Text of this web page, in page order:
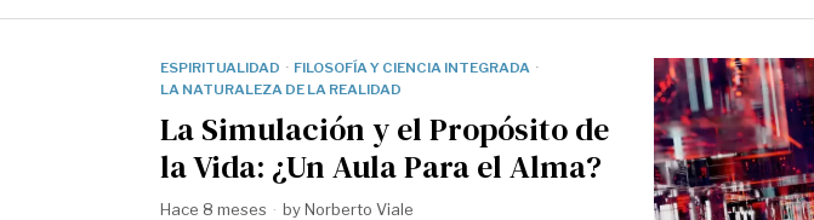
ESPIRITUALIDAD · FILOSOFÍA Y CIENCIA INTEGRADA ·
LA NATURALEZA DE LA REALIDAD
La Simulación y el Propósito de
la Vida: ¿Un Aula Para el Alma?
Hace 8 meses byNorberto Viale